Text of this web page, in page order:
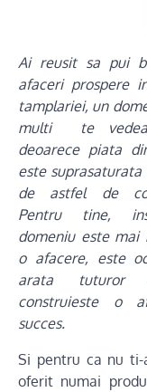
Ai reusit sa pui
afaceri prospere
tamplariei, un
multi te
deoarece piata
este suprasaturata
de astfel de
Pentru tine,
domeniu este mai
o afacere, este
arata tuturor
construieste o
succes.
Si pentru ca nu
oferit numai